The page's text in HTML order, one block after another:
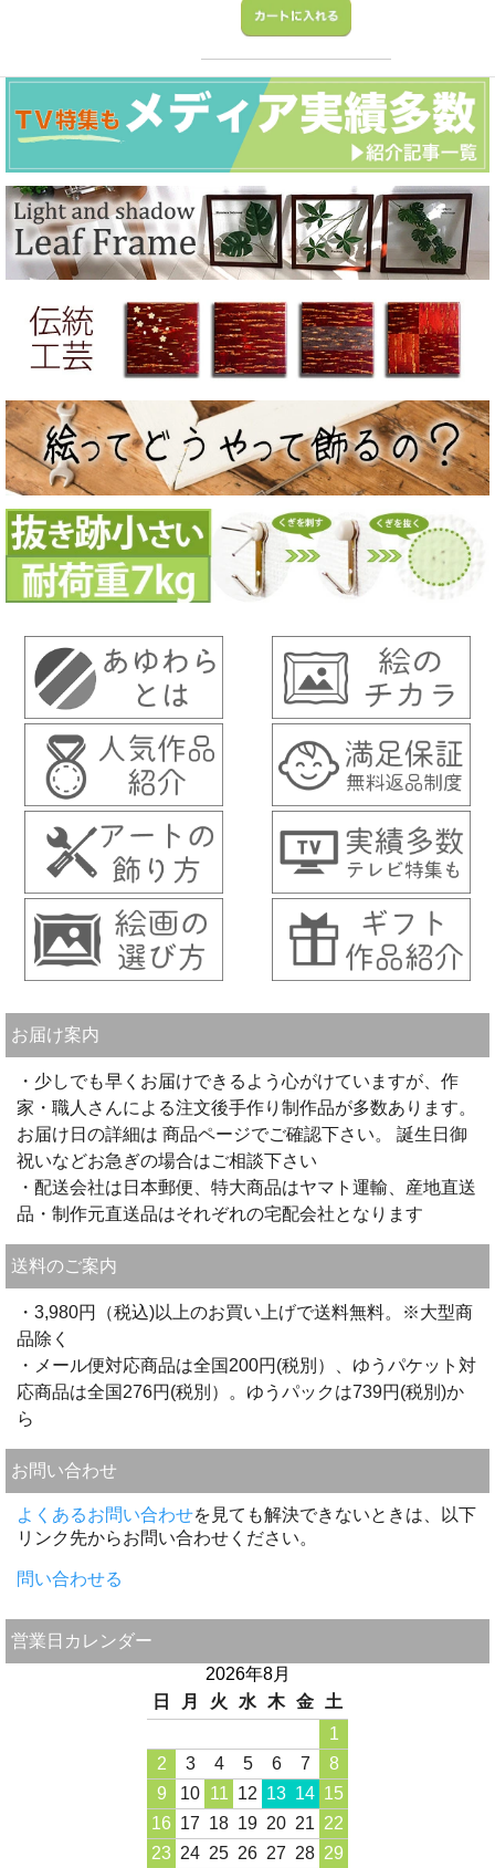
お届け案内
・少しでも早くお届けできるよう心がけていますが、作
家・職人さんによる注文後手作り制作品が多数あります。
お届け日の詳細は 商品ページでご確認下さい。 誕生日御
祝いなどお急ぎの場合はご相談下さい
・配送会社は日本郵便、特大商品はヤマト運輸、産地直送
品・制作元直送品はそれぞれの宅配会社となります
送料のご案内
・3,980円（税込)以上のお買い上げで送料無料。※大型商
品除く
・メール便対応商品は全国200円(税別）、ゆうパケット対
応商品は全国276円(税別）。ゆうパックは739円(税別)か
ら
お問い合わせ
よくあるお問い合わせを見ても解決できないときは、以下
リンク先からお問い合わせください。
問い合わせる
営業日カレンダー
2026年8月
日
月 火 水 木 金
土
1
2
3 4 5 6 7
8
9
10 11 12 13 14 15
16 17 18 19 20 21 22
23 24 25 26 27 28 29